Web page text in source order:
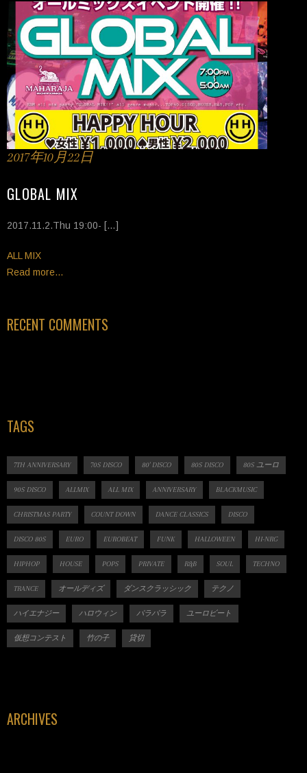
2017年10月22日
GLOBAL MIX
2017.11.2.Thu 19:00- […]
Tags
ALL MIX
Read more...
RECENT COMMENTS
TAGS
7TH ANNIVERSARY 70S DISCO 80' DISCO 80S DISCO 80S ユーロ
90S DISCO ALLMIX ALL MIX ANNIVERSARY BLACKMUSIC
CHRISTMAS PARTY COUNT DOWN DANCE CLASSICS DISCO
DISCO 80S EURO EUROBEAT FUNK HALLOWEEN HI-NRG
HIPHOP HOUSE POPS PRIVATE R&B SOUL TECHNO
TRANCE オールディズ ダンスクラッシック テクノ
ハイエナジー ハロウィン パラパラ ユーロビート
仮想コンテスト 竹の子 貸切
ARCHIVES